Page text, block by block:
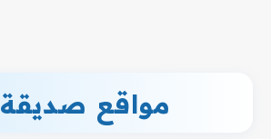
مواقع صديقة